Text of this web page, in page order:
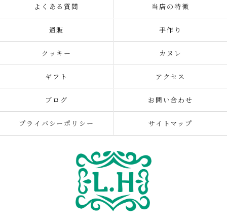
よくある質問 当店の特徴
通販 手作り
クッキー カヌレ
ギフト アクセス
ブログ お問い合わせ
プライバシーポリシー サイトマップ